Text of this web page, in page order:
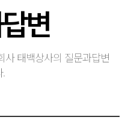
변
사 태백상사의 질문과답변
.